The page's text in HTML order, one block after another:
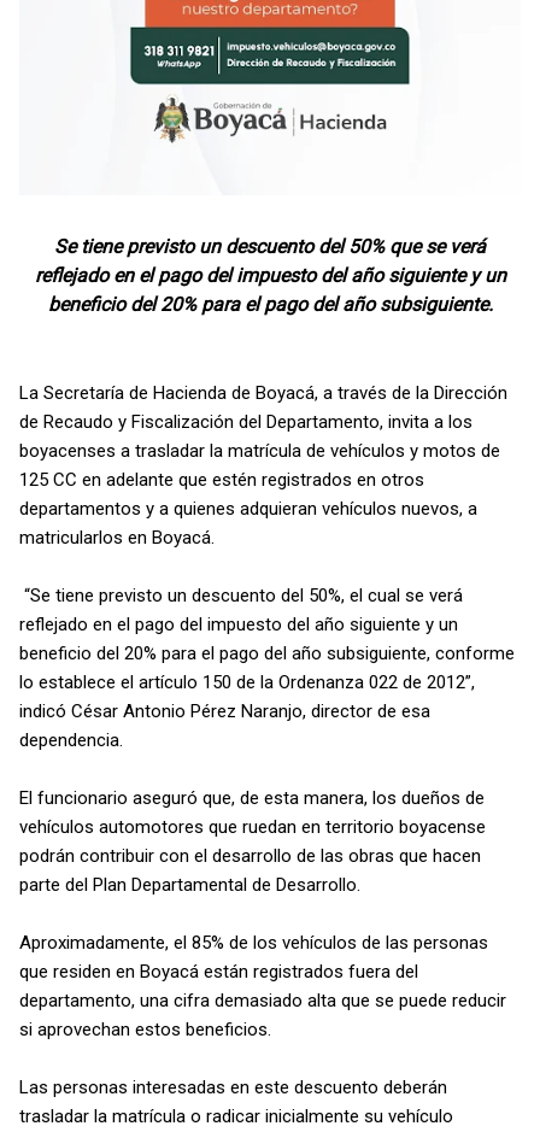
Se tiene previsto un descuento del 50% que se verá
reflejado en el pago del impuesto del año siguiente y un
beneficio del 20% para el pago del año subsiguiente.
La Secretaría de Hacienda de Boyacá, a través de la Dirección
de Recaudo y Fiscalización del Departamento, invita a los
boyacenses a trasladar la matrícula de vehículos y motos de
125 CC en adelante que estén registrados en otros
departamentos y a quienes adquieran vehículos nuevos, a
matricularlos en Boyacá.
“Se tiene previsto un descuento del 50%, el cual se verá
reflejado en el pago del impuesto del año siguiente y un
beneficio del 20% para el pago del año subsiguiente, conforme
lo establece el artículo 150 de la Ordenanza 022 de 2012”,
indicó César Antonio Pérez Naranjo, director de esa
dependencia.
El funcionario aseguró que, de esta manera, los dueños de
vehículos automotores que ruedan en territorio boyacense
podrán contribuir con el desarrollo de las obras que hacen
parte del Plan Departamental de Desarrollo.
Aproximadamente, el 85% de los vehículos de las personas
que residen en Boyacá están registrados fuera del
departamento, una cifra demasiado alta que se puede reducir
si aprovechan estos beneficios.
Las personas interesadas en este descuento deberán
trasladar la matrícula o radicar inicialmente su vehículo